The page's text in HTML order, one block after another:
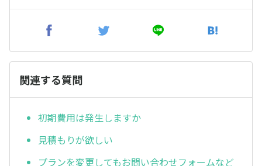
関連する質問
初期費用は発生しますか
見積もりが欲しい
プランを変更してもお問い合わせフォームなど